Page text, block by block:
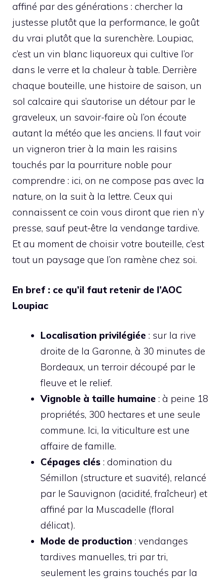
affiné par des générations : chercher la
justesse plutôt que la performance, le goût
du vrai plutôt que la surenchère. Loupiac,
c’est un vin blanc liquoreux qui cultive l’or
dans le verre et la chaleur à table. Derrière
chaque bouteille, une histoire de saison, un
sol calcaire qui s’autorise un détour par le
graveleux, un savoir-faire où l’on écoute
autant la météo que les anciens. Il faut voir
un vigneron trier à la main les raisins
touchés par la pourriture noble pour
comprendre : ici, on ne compose pas avec la
nature, on la suit à la lettre. Ceux qui
connaissent ce coin vous diront que rien n’y
presse, sauf peut-être la vendange tardive.
Et au moment de choisir votre bouteille, c’est
tout un paysage que l’on ramène chez soi.
En bref : ce qu’il faut retenir de l’AOC
Loupiac
Localisation privilégiée : sur la rive
droite de la Garonne, à 30 minutes de
Bordeaux, un terroir découpé par le
fleuve et le relief.
Vignoble à taille humaine : à peine 18
propriétés, 300 hectares et une seule
commune. Ici, la viticulture est une
affaire de famille.
Cépages clés : domination du
Sémillon (structure et suavité), relancé
par le Sauvignon (acidité, fraîcheur) et
affiné par la Muscadelle (floral
délicat).
Mode de production : vendanges
tardives manuelles, tri par tri,
seulement les grains touchés par la